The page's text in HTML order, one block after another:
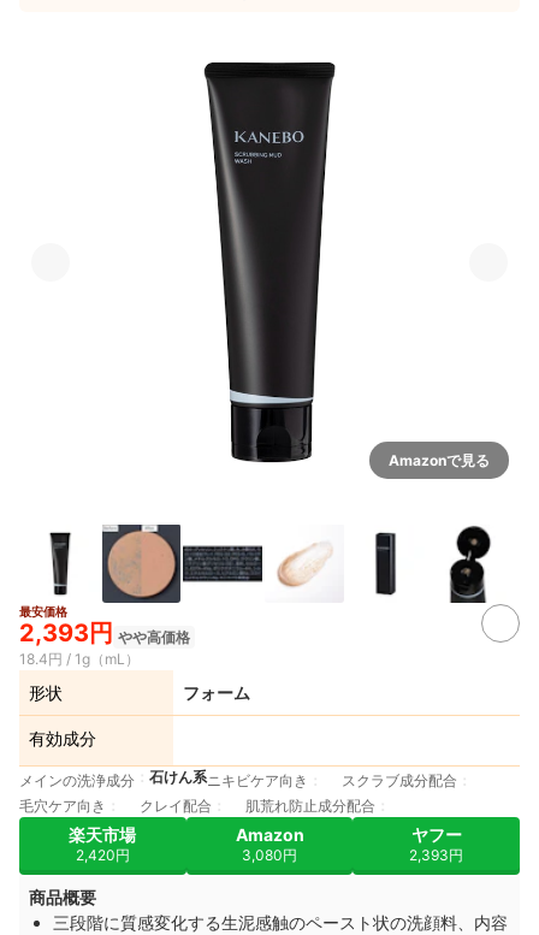
Amazonで見る
最安価格
2,393円 やや高価格
18.4円 / 1g（mL）
形状 フォーム
有効成分
メインの洗浄成分 石けん系ニキビケア向き
スクラブ成分配合
毛穴ケア向き
クレイ配合 肌荒れ防止成分配合
楽天市場
2,420円
Amazon
3,080円
ヤフー
2,393円
商品概要
三段階に質感変化する生泥感触のペースト状の洗顔料、内容